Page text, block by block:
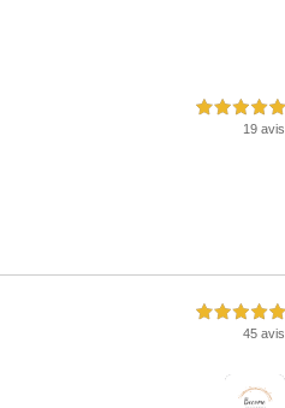
5,0 étoiles sur 5
19 avis
5,0 étoiles sur 5
45 avis